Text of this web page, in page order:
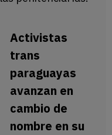
Activistas
trans
paraguayas
avanzan en
cambio de
nombre en su